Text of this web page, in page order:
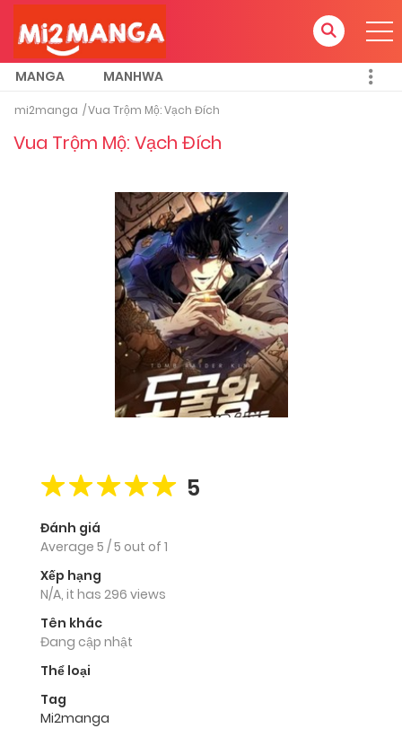
MANGA MANHWA
mi2manga Vua Trộm Mộ: Vạch Đích
Vua Trộm Mộ: Vạch Đích
5
Đánh giá
Average 5 /5 out of 1
Xếp hạng
N/A, it has 296 views
Tên khác
Đang cập nhật
Thể loại
Tag
Mi2manga